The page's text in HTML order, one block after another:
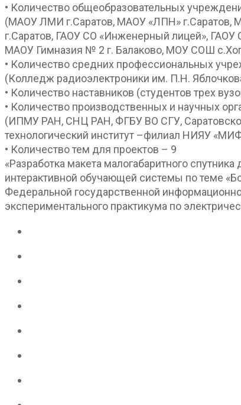
• Количество общеобразовательных
(МАОУ ЛМИ г.Саратов, МАОУ «ЛПН»
г.Саратов, ГАОУ СО «Инженерный лицей»,
МАОУ Гимназия № 2 г. Балаково, МОУ СОШ
• Количество средних профессиональных
(Колледж радиоэлектроники им. П.Н.
• Количество наставников (студентов трех
• Количество производственных и научных
(ИПМУ РАН, СНЦ РАН, ФГБУ ВО СГУ,
технологический институт –филиал НИЯУ
• Количество тем для проектов – 9
«Разработка макета малогабаритного
интерактивной обучающей системы по теме
Федеральной государственной
экспериментального практикума по